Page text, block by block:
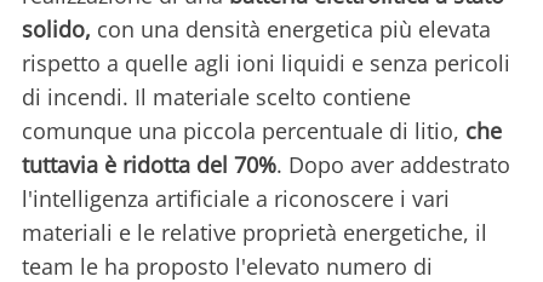
solido, con una densità energetica più elevata
rispetto a quelle agli ioni liquidi e senza pericoli
di incendi. Il materiale scelto contiene
comunque una piccola percentuale di litio, che
tuttavia è ridotta del 70%. Dopo aver addestrato
l'intelligenza artificiale a riconoscere i vari
materiali e le relative proprietà energetiche, il
team le ha proposto l'elevato numero di